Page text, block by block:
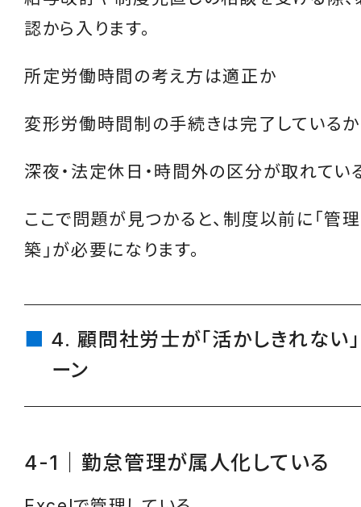
認から入ります。
所定労働時間の考え方は適正か
変形労働時間制の手続きは完了しているか
深夜・法定休日・時間外の区分が取れてい
ここで問題が見つかると、制度以前に「管
築」が必要になります。
4. 顧問社労士が「活かしきれない
ーン
4-1｜勤怠管理が属人化している